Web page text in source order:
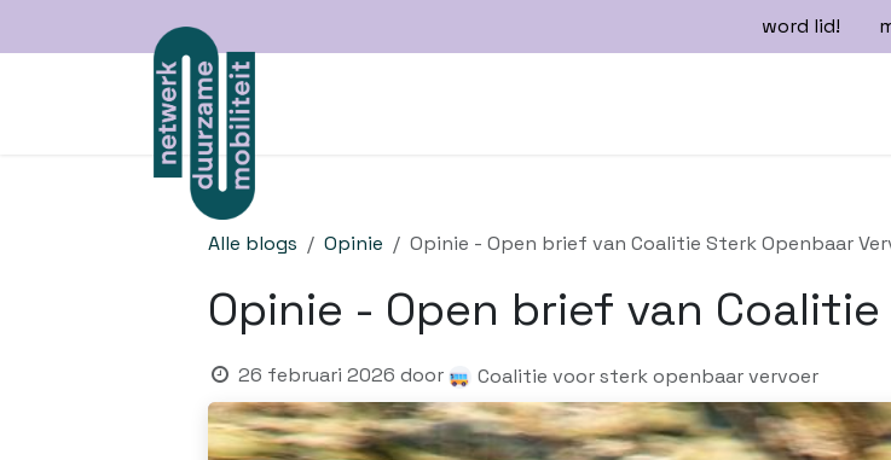
word lid!
Alle blogs Opinie Opinie - Open brief van Coalitie Sterk Openbaar
Opinie - Open brief van
26 februari 2026 door Coalitie voor sterk openbaar vervoer